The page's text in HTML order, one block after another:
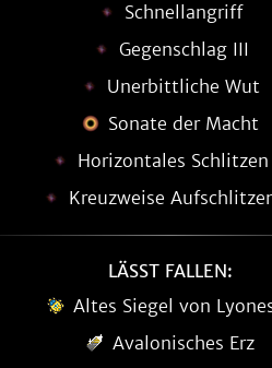
Schnellangriff
Gegenschlag III
Unerbittliche Wut
Sonate der Macht
Horizontales Schlitzen
Kreuzweise
LÄSST FALLEN:
Altes Siegel von
Avalonisches Erz